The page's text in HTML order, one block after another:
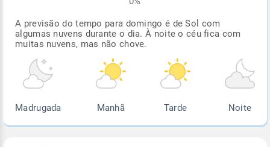
A previsão do tempo para domingo é de Sol com
algumas nuvens durante o dia. À noite o céu fica com
muitas nuvens, mas não chove.
Madrugada Manhã Tarde Noite